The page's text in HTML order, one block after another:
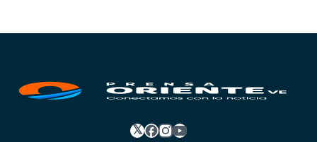
𝕏 Facebook
Instagram
YouTube